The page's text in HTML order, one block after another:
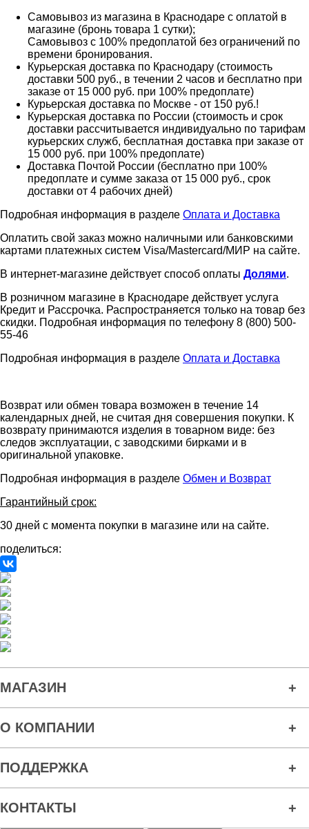
Самовывоз из магазина в Краснодаре с оплатой в
магазине (бронь товара 1 сутки);
Самовывоз с 100% предоплатой без ограничений по
времени бронирования.
Курьерская доставка по Краснодару (стоимость
доставки 500 руб., в течении 2 часов и бесплатно при
заказе от 15 000 руб. при 100% предоплате)
Курьерская доставка по Москве - от 150 руб.!
Курьерская доставка по России (стоимость и срок
доставки рассчитывается индивидуально по тарифам
курьерских служб, бесплатная доставка при заказе от
15 000 руб. при 100% предоплате)
Доставка Почтой России (бесплатно при 100%
предоплате и сумме заказа от 15 000 руб., срок
доставки от 4 рабочих дней)
Подробная информация в разделе Оплата и Доставка
Оплатить свой заказ можно наличными или банковскими
картами платежных систем Visa/Mastercard/МИР на сайте.
В интернет-магазине действует способ оплаты Долями.
В розничном магазине в Краснодаре действует услуга
Кредит и Рассрочка. Распространяется только на товар без
скидки. Подробная информация по телефону 8 (800) 500-
55-46
Подробная информация в разделе Оплата и Доставка
Возврат или обмен товара возможен в течение 14
календарных дней, не считая дня совершения покупки. К
возврату принимаются изделия в товарном виде: без
следов эксплуатации, с заводскими бирками и в
оригинальной упаковке.
Подробная информация в разделе Обмен и Возврат
Гарантийный срок:
30 дней с момента покупки в магазине или на сайте.
поделиться:
МАГАЗИН
О КОМПАНИИ
ПОДДЕРЖКА
КОНТАКТЫ